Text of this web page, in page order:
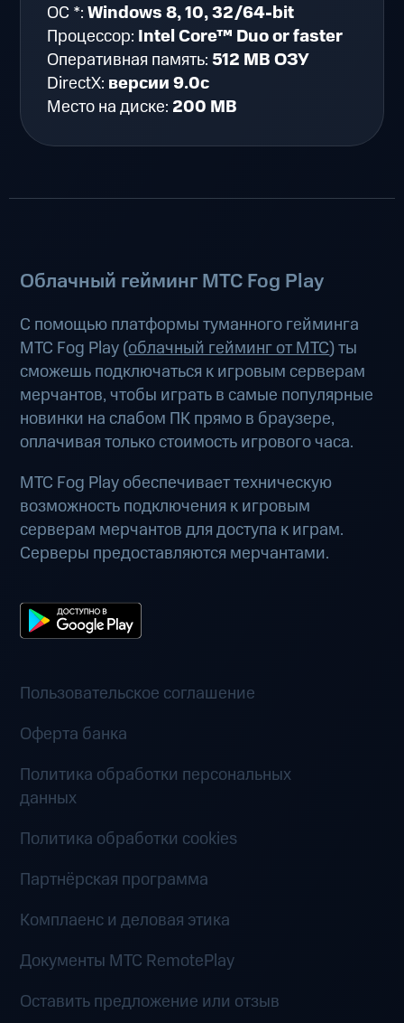
ОС *:Windows 8, 10, 32/64-bit
Процессор: Intel Core™ Duo or faster
Оперативная память:512 MB ОЗУ
DirectX: версии 9.0c
Место на диске: 200 MB
Облачный гейминг МТС Fog Play
С помощью платформы туманного гейминга
МТС Fog Play (облачный гейминг от МТС) ты
сможешь подключаться к игровым серверам
мерчантов, чтобы играть в самые популярные
новинки на слабом ПК прямо в браузере,
оплачивая только стоимость игрового часа.
МТС Fog Play обеспечивает техническую
возможность подключения к игровым
серверам мерчантов для доступа к играм.
Серверы предоставляются мерчантами.
Пользовательское соглашение
Оферта банка
Политика обработки персональных
данных
Политика обработки cookies
Партнёрская программа
Комплаенс и деловая этика
Документы MTC RemotePlay
Оставить предложение или отзыв